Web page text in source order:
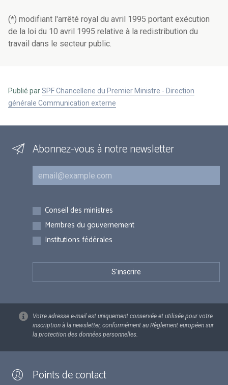
(*) modifiant l'arrêté royal du avril 1995 portant exécution
de la loi du 10 avril 1995 relative à la redistribution du
travail dans le secteur public.
Publié parSPF Chancellerie du Premier Ministre - Direction
générale Communication externe
Abonnez-vous à notre newsletter
Courriel
Inscriptions
Conseil des ministres
Membres du gouvernement
Institutions fédérales
Votre adresse e-mail est uniquement conservée et utilisée pour votre
inscription à la newsletter, conformément au Règlement européen sur
la protection des données personnelles.
Points de contact